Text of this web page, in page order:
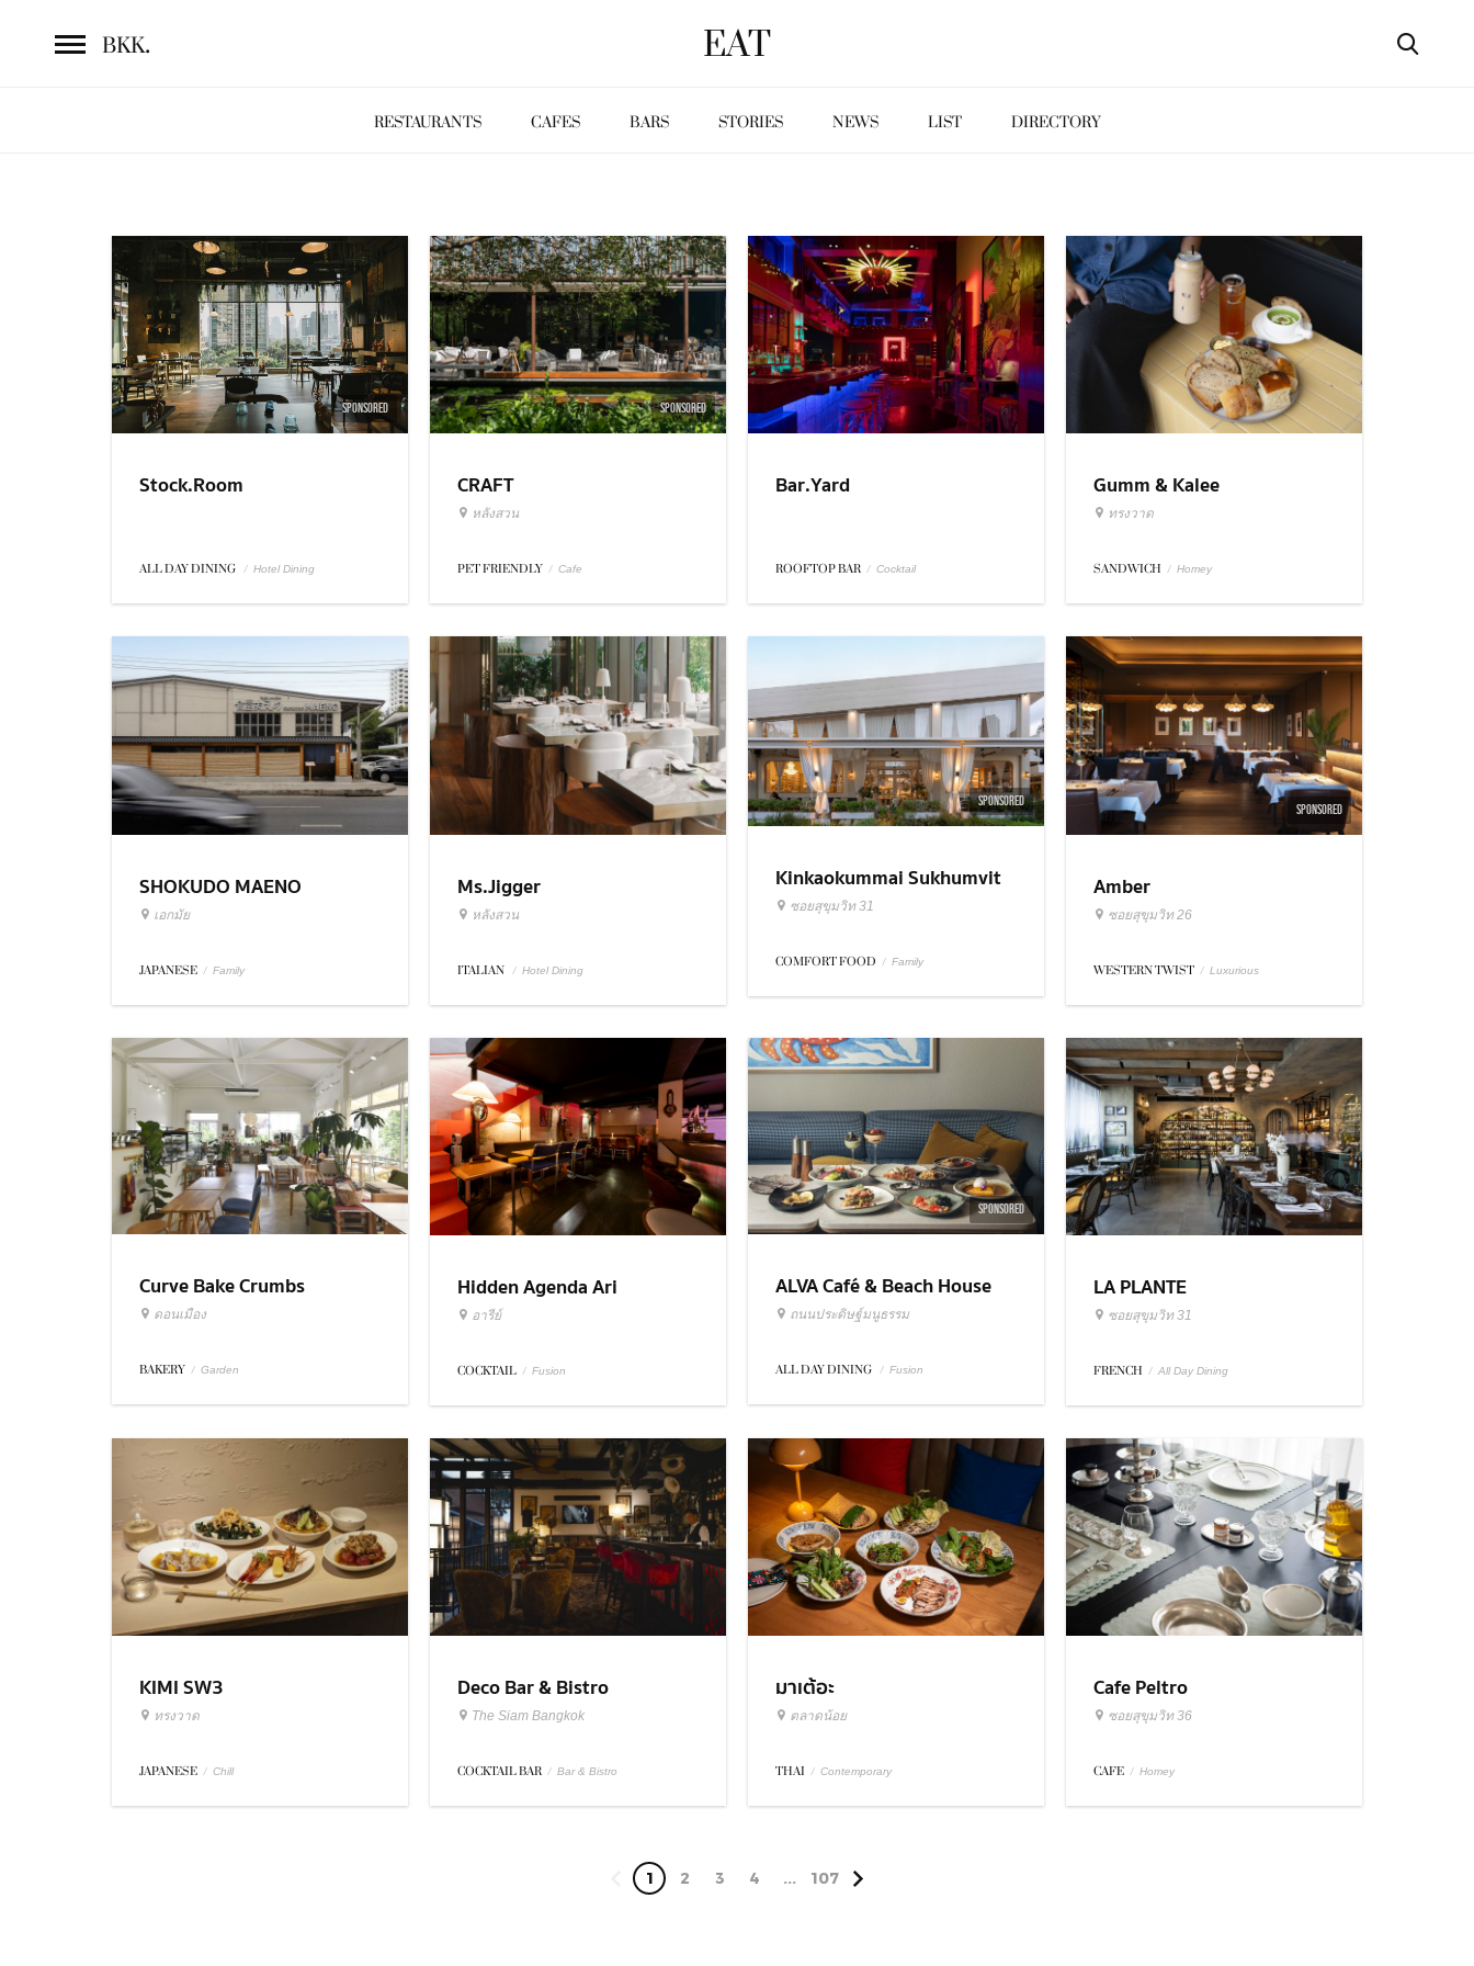
BKK. EAT
RESTAURANTS CAFES BARS STORIES NEWS LIST DIRECTORY
SPONSORED
Stock.Room
ALL DAY DINING / Hotel Dining
SPONSORED
CRAFT
หลังสวน
PET FRIENDLY / Cafe
Bar.Yard
ROOFTOP BAR / Cocktail
Gumm & Kalee
ทรงวาด
SANDWICH / Homey
SHOKUDO MAENO
เอกมัย
JAPANESE / Family
Ms.Jigger
หลังสวน
ITALIAN / Hotel Dining
SPONSORED
Kinkaokummai Sukhumvit
31ซอยสุขุมวิท 31
COMFORT FOOD / Family
SPONSORED
Amber
ซอยสุขุมวิท 26
WESTERN TWIST / Luxurious
Curve Bake Crumbs
ดอนเมือง
BAKERY / Garden
Hidden Agenda Ari
อารีย์
COCKTAIL / Fusion
SPONSORED
ALVA Café & Beach House
ถนนประดิษฐ์มนูธรรม
ALL DAY DINING / Fusion
LA PLANTE
ซอยสุขุมวิท 31
FRENCH / All Day Dining
KIMI SW3
ทรงวาด
JAPANESE / Chill
Deco Bar & Bistro
The Siam Bangkok
COCKTAIL BAR / Bar & Bistro
มาเต้อะ
ตลาดน้อย
THAI / Contemporary
Cafe Peltro
ซอยสุขุมวิท 36
CAFE / Homey
1 2 3 4 ... 107